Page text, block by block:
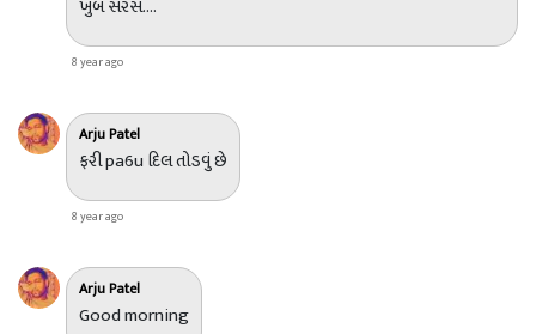
ખુબ સરસ....
8 year ago
Arju Patel
ફરી pa6u દિલ તોડવું છે
8 year ago
Arju Patel
Good morning